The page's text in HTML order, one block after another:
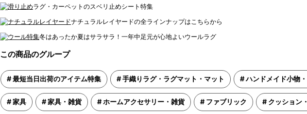
ラグ・カーペットのスベリ止めシート特集
ナチュラルレイヤードの全ラインナップはこちらから
冬はあったか夏はサラサラ！一年中足元が心地よいウールラグ
この商品のグループ
最短当日出荷のアイテム特集 手織りラグ・ラグマット・マット ハンドメイド小物
家具 家具・雑貨 ホームアクセサリー・雑貨 ファブリック クッション